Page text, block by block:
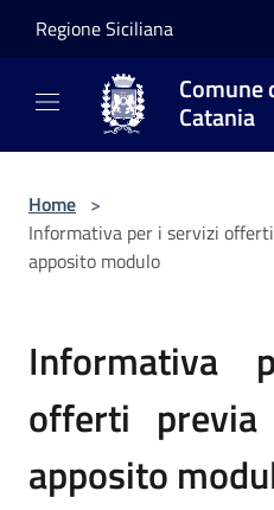
Regione Siciliana
Comune
Catania
Home >
Informativa per i servizi
apposito modulo
Informativa
offerti
apposito